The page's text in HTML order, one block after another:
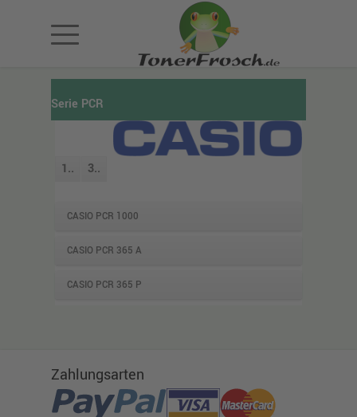
Serie PCR
1.. 3..
CASIO PCR 1000
CASIO PCR 365 A
CASIO PCR 365 P
Zahlungsarten